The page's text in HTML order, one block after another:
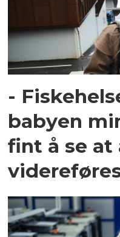
-
babyen
fint å se at